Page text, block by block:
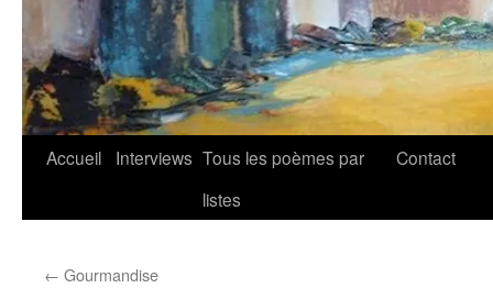
Accueil Interviews Tous les poèmes par
listes
Contact
← Gourmandise